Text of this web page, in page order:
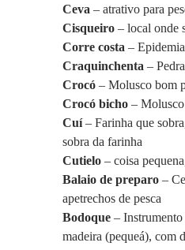
Ceva – atrativo para
Cisqueiro – local onde
Corre costa –
Craquinchenta –
Crocó – Molusco bom
Crocó bicho –
Cuí – Farinha que
sobra da farinha
Cutielo – coisa
Balaio de preparo –
apetrechos de pesca
Bodoque – Instrumento
madeira (pequeá), com